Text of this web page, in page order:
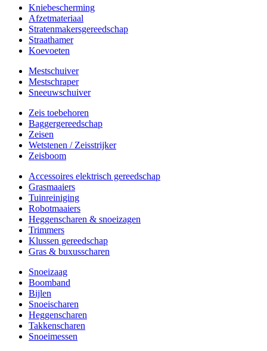
Kniebescherming
Afzetmateriaal
Stratenmakersgereedschap
Straathamer
Koevoeten
Mestschuiver
Mestschraper
Sneeuwschuiver
Zeis toebehoren
Baggergereedschap
Zeisen
Wetstenen / Zeisstrijker
Zeisboom
Accessoires elektrisch gereedschap
Grasmaaiers
Tuinreiniging
Robotmaaiers
Heggenscharen & snoeizagen
Trimmers
Klussen gereedschap
Gras & buxusscharen
Snoeizaag
Boomband
Bijlen
Snoeischaren
Heggenscharen
Takkenscharen
Snoeimessen